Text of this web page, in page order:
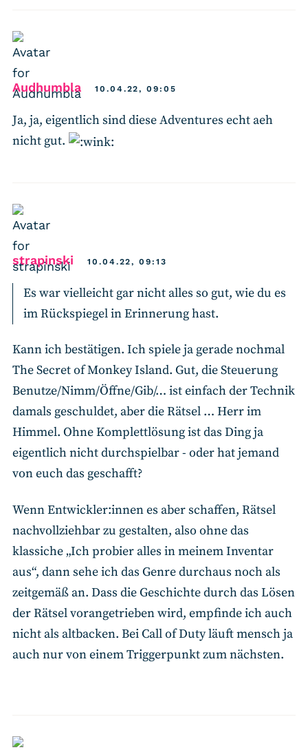
Audhumblasays:10.04.22, 09:05
Ja, ja, eigentlich sind diese Adventures echt aeh
nicht gut.
strapinski says:10.04.22, 09:13
Es war vielleicht gar nicht alles so gut, wie du es
im Rückspiegel in Erinnerung hast.
Kann ich bestätigen. Ich spiele ja gerade nochmal
The Secret of Monkey Island. Gut, die Steuerung
Benutze/Nimm/Öffne/Gib/… ist einfach der Technik
damals geschuldet, aber die Rätsel … Herr im
Himmel. Ohne Komplettlösung ist das Ding ja
eigentlich nicht durchspielbar - oder hat jemand
von euch das geschafft?
Wenn Entwickler:innen es aber schaffen, Rätsel
nachvollziehbar zu gestalten, also ohne das
klassiche „Ich probier alles in meinem Inventar
aus“, dann sehe ich das Genre durchaus noch als
zeitgemäß an. Dass die Geschichte durch das Lösen
der Rätsel vorangetrieben wird, empfinde ich auch
nicht als altbacken. Bei Call of Duty läuft mensch ja
auch nur von einem Triggerpunkt zum nächsten.